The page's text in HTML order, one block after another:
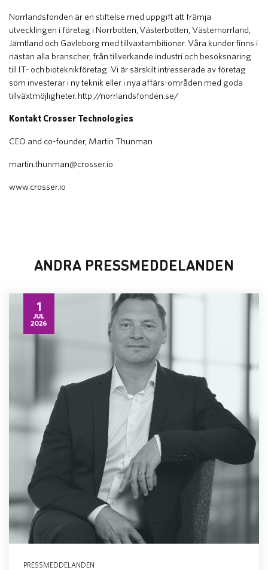
Norrlandsfonden är en stiftelse med uppgift att främja
utvecklingen i företag i Norrbotten, Västerbotten, Västernorrland,
Jämtland och Gävleborg med tillväxtambitioner. Våra kunder finns i
nästan alla branscher, från tillverkande industri och besöksnäring
till IT- och bioteknikföretag. Vi är särskilt intresserade av företag
som investerar i ny teknik eller i nya affärs-områden med goda
tillväxtmöjligheter. http://norrlandsfonden.se/
Kontakt Crosser Technologies
CEO and co-founder, Martin Thunman
martin.thunman@crosser.io
www.crosser.io
ANDRA PRESSMEDDELANDEN
1
JUL
2026
PRESSMEDDELANDEN